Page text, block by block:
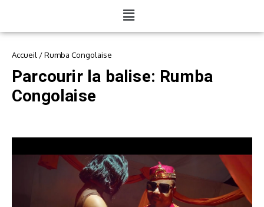
Accueil /Rumba Congolaise
Parcourir la balise: Rumba
Congolaise